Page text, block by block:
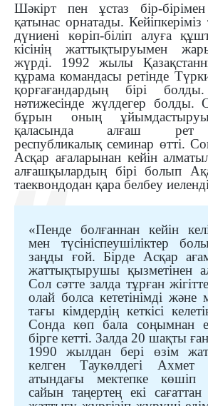
Шәкірт пен ұстаз бір-
қатынас орнатады. Кейіпкеріміз
дүниені көріп-біліп алуға
кісінің жаттықтыруымен
жүрді. 1992 жылы
құрама командасы ретінде
қорғағандардың бірі
нәтижесінде жүлдегер
бұрын оның
қаласында алғаш рет
республикалық семинар өтті.
Асқар ағаларынан кейін
алғашқылардың бірі болып
таеквондодан қара белбеу
«Пенде болғаннан кейін
мен түсініспеушіліктер
заңды ғой. Бірде Асқар
жаттықтырушы қызметінен
Сол сәтте залда тұрған
олай болса кететінімді және
тағы кімдердің кеткісі
Сонда көп бала соңымнан
бірге кетті. Залда 20 шақты
1990 жылдан бері өзім
келген Таукөлдегі Ахмет
атындағы мектепке
сайын таңертең екі сағаттан